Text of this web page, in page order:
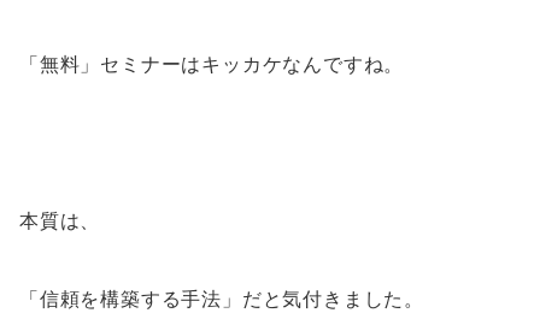
「無料」セミナーはキッカケなんですね。
本質は、
「信頼を構築する手法」だと気付きました。